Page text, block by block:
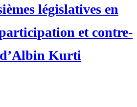
législatives en
et contre-
Kurti